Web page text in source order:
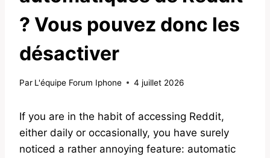
? Vous pouvez donc les
désactiver
Par L'équipe Forum Iphone 4 juillet 2026
If you are in the habit of accessing Reddit,
either daily or occasionally, you have surely
noticed a rather annoying feature: automatic